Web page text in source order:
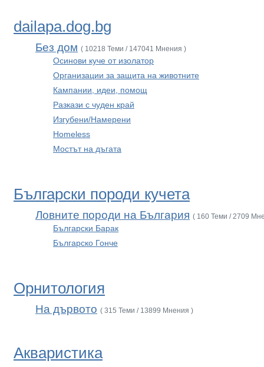
dailapa.dog.bg
Без дом ( 10218 Теми / 147041 Мнения )
Осинови куче от изолатор
Организации за защита на животните
Кампании, идеи, помощ
Разкази с чуден край
Изгубени/Намерени
Homeless
Мостът на дъгата
Български породи кучета
Ловните породи на България ( 160 Теми / 2709
Български Барак
Българско Гонче
Орнитология
На дървото ( 315 Теми / 13899 Мнения )
Акваристика